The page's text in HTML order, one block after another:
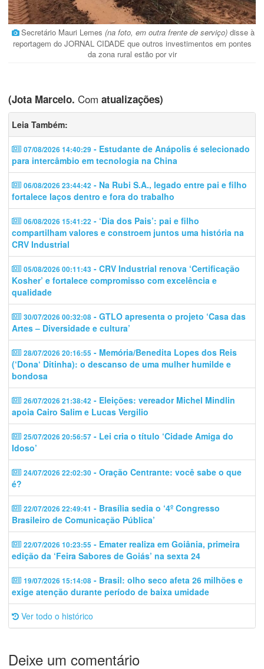
Secretário Mauri Lemes (na foto, em outra frente de serviço)disse à
reportagem do JORNAL CIDADE que outros investimentos em pontes
da zona rural estão por vir
(Jota Marcelo. Com atualizações)
Leia Também:
07/08/2026 14:40:29 - Estudante de Anápolis é selecionado
para intercâmbio em tecnologia na China
06/08/2026 23:44:42 - Na Rubi S.A., legado entre pai e filho
fortalece laços dentro e fora do trabalho
06/08/2026 15:41:22 - ‘Dia dos Pais’: pai e filho
compartilham valores e constroem juntos uma história na
CRV Industrial
05/08/2026 00:11:43 - CRV Industrial renova ‘Certificação
Kosher’ e fortalece compromisso com excelência e
qualidade
30/07/2026 00:32:08 - GTLO apresenta o projeto ‘Casa das
Artes – Diversidade e cultura’
28/07/2026 20:16:55 - Memória/Benedita Lopes dos Reis
(‘Dona‘ Ditinha): o descanso de uma mulher humilde e
bondosa
26/07/2026 21:38:42 - Eleições: vereador Michel Mindlin
apoia Cairo Salim e Lucas Vergilio
25/07/2026 20:56:57 - Lei cria o título ‘Cidade Amiga do
Idoso’
24/07/2026 22:02:30 - Oração Centrante: você sabe o que
é?
22/07/2026 22:49:41 - Brasília sedia o ‘4º Congresso
Brasileiro de Comunicação Pública’
22/07/2026 10:23:55 - Emater realiza em Goiânia, primeira
edição da ‘Feira Sabores de Goiás’ na sexta 24
19/07/2026 15:14:08 - Brasil: olho seco afeta 26 milhões e
exige atenção durante período de baixa umidade
Ver todo o histórico
Deixe um comentário